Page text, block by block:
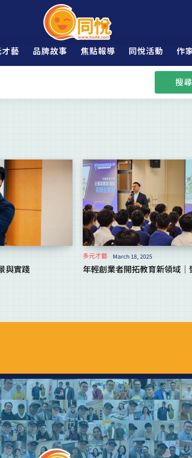
藝 品牌故事 焦點報導 同悅活動 作
搜尋
與實踐
多元才藝 March 18, 2025
年輕創業者開拓教育新領域｜